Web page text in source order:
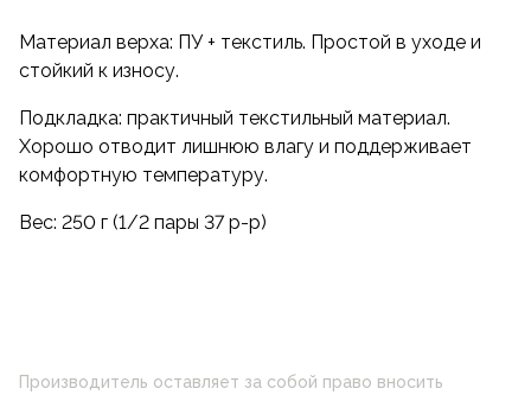
Материал верха: ПУ + текстиль. Простой в уходе и
стойкий к износу.
Подкладка: практичный текстильный материал.
Хорошо отводит лишнюю влагу и поддерживает
комфортную температуру.
Вес: 250 г (1/2 пары 37 р-р)
Производитель оставляет за собой право вносить